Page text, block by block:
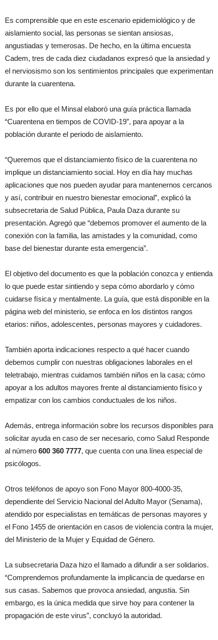
Es comprensible que en este escenario epidemiológico y de
aislamiento social, las personas se sientan ansiosas,
angustiadas y temerosas. De hecho, en la última encuesta
Cadem, tres de cada diez ciudadanos expresó que la ansiedad y
el nerviosismo son los sentimientos principales que experimentan
durante la cuarentena.
Es por ello que el Minsal elaboró una guía práctica llamada
“Cuarentena en tiempos de COVID-19”, para apoyar a la
población durante el periodo de aislamiento.
“Queremos que el distanciamiento físico de la cuarentena no
implique un distanciamiento social. Hoy en día hay muchas
aplicaciones que nos pueden ayudar para mantenernos cercanos
y así, contribuir en nuestro bienestar emocional”, explicó la
subsecretaria de Salud Pública, Paula Daza durante su
presentación. Agregó que “debemos promover el aumento de la
conexión con la familia, las amistades y la comunidad, como
base del bienestar durante esta emergencia”.
El objetivo del documento es que la población conozca y entienda
lo que puede estar sintiendo y sepa cómo abordarlo y cómo
cuidarse física y mentalmente. La guía, que está disponible en la
página web del ministerio, se enfoca en los distintos rangos
etarios: niños, adolescentes, personas mayores y cuidadores.
También aporta indicaciones respecto a qué hacer cuando
debemos cumplir con nuestras obligaciones laborales en el
teletrabajo, mientras cuidamos también niños en la casa; cómo
apoyar a los adultos mayores frente al distanciamiento físico y
empatizar con los cambios conductuales de los niños.
Además, entrega información sobre los recursos disponibles para
solicitar ayuda en caso de ser necesario, como Salud Responde
al número 600 360 7777, que cuenta con una línea especial de
psicólogos.
Otros teléfonos de apoyo son Fono Mayor 800-4000-35,
dependiente del Servicio Nacional del Adulto Mayor (Senama),
atendido por especialistas en temáticas de personas mayores y
el Fono 1455 de orientación en casos de violencia contra la mujer,
del Ministerio de la Mujer y Equidad de Género.
La subsecretaria Daza hizo el llamado a difundir a ser solidarios.
“Comprendemos profundamente la implicancia de quedarse en
sus casas. Sabemos que provoca ansiedad, angustia. Sin
embargo, es la única medida que sirve hoy para contener la
propagación de este virus”, concluyó la autoridad.